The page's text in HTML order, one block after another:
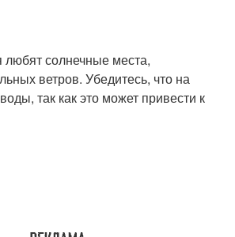
солнечные места,
ветров. Убедитесь, что на
так как это может привести к